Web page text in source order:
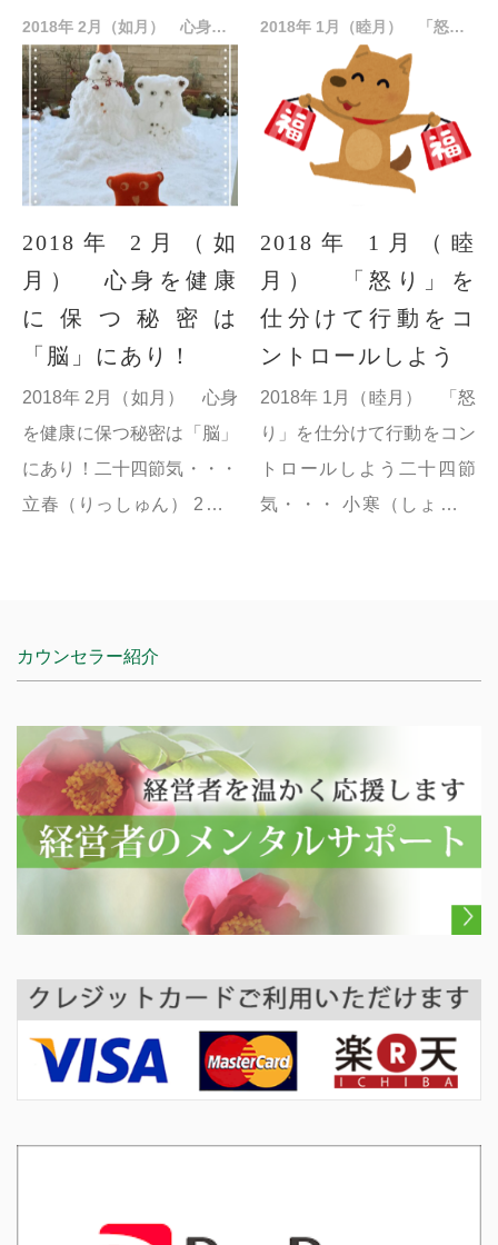
がみなぎり...
大地が温まって、冬ごもり
から虫が目を覚まし穴から
顔を出す...
2018年 2月（如月） 心身を健康に保つ秘密は「脳」にあり！
2018年 2月（如
月） 心身を健康
に保つ秘密は
「脳」にあり！
2018年 2月（如月） 心身
を健康に保つ秘密は「脳」
にあり！二十四節気・・・
立春（りっしゅん） 2月 4
）...
2018年 1月（睦月） 「怒り」を仕分けて行動をコントロールしよう
2018年 1月（睦
月） 「怒り」を
仕分けて行動をコ
ントロールしよう
2018年 1月（睦月） 「怒
り」を仕分けて行動をコン
トロールしよう二十四節
気・・・ 小寒（しょうか
カウンセラー紹介